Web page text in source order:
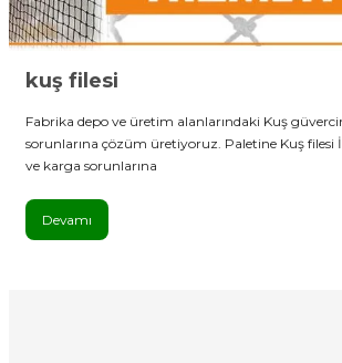
kuş filesi
Fabrika depo ve üretim alanlarındaki Kuş
sorunlarına çözüm üretiyoruz. Paletine Kuş filesi
ve karga sorunlarına
Devamı